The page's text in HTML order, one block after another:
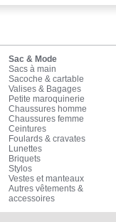
Sac & Mode
Sacs à main
Sacoche & cartable
Valises & Bagages
Petite maroquinerie
Chaussures homme
Chaussures femme
Ceintures
Foulards & cravates
Lunettes
Briquets
Stylos
Vestes et manteaux
Autres vêtements &
accessoires